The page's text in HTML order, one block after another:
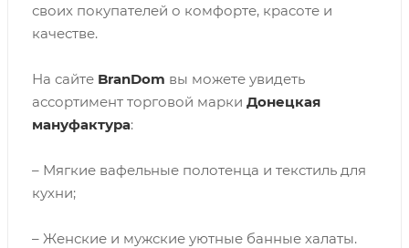
своих покупателей о комфорте, красоте и
качестве.
На сайте BranDom вы можете увидеть
ассортимент торговой марки Донецкая
мануфактура:
– Мягкие вафельные полотенца и текстиль для
кухни;
– Женские и мужские уютные банные халаты.